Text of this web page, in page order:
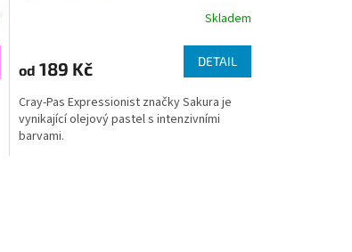
Skladem
od 189 Kč DETAIL
Cray-Pas Expressionist značky Sakura je
vynikající olejový pastel s intenzivními
barvami.